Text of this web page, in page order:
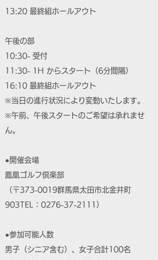
13:20 最終組ホールアウト
午後の部
10:30- 受付
11:30- 1H からスタート（6分間隔）
16:10 最終組ホールアウト
※当日の進行状況により変動いたします。
※午前、午後スタートのご希望は承れませ
ん。
●開催会場
鳳凰ゴルフ倶楽部
（〒373-0019群馬県太田市北金井町
903TEL：0276-37-2111）
●参加可能人数
男子（シニア含む）、女子合計100名